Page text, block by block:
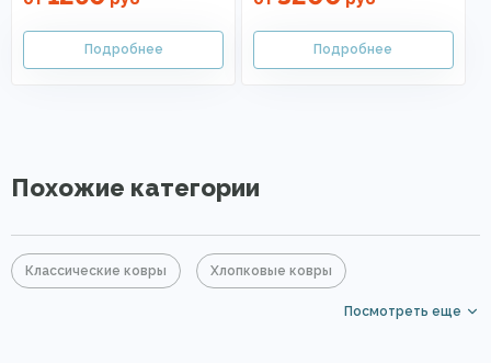
Похожие категории
Классические ковры Хлопковые ковры
Посмотреть еще